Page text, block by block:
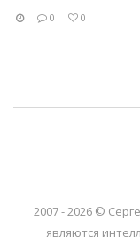
0 0
2007 - 2026 ©
являются